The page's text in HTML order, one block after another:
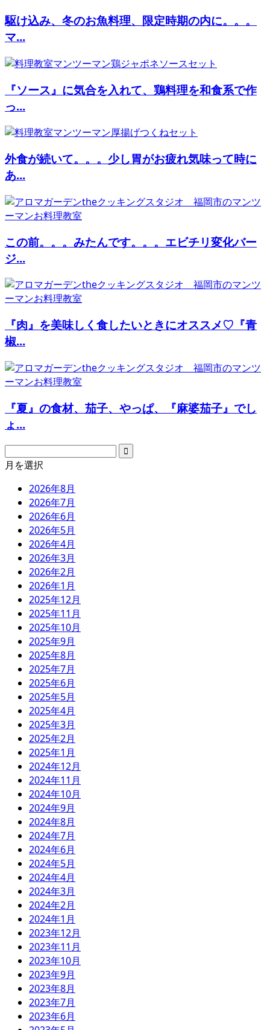
駆け込み、冬のお魚料理、限定時期の内に。。。
マ...
『ソース』に気合を入れて、鶏料理を和食系で作
っ...
外食が続いて。。。少し胃がお疲れ気味って時に
あ...
この前。。。みたんです。。。エビチリ変化バー
ジ...
『肉』を美味しく食したいときにオススメ♡『青
椒...
『夏』の食材、茄子、やっぱ、『麻婆茄子』でし
ょ...
月を選択
2026年8月
2026年7月
2026年6月
2026年5月
2026年4月
2026年3月
2026年2月
2026年1月
2025年12月
2025年11月
2025年10月
2025年9月
2025年8月
2025年7月
2025年6月
2025年5月
2025年4月
2025年3月
2025年2月
2025年1月
2024年12月
2024年11月
2024年10月
2024年9月
2024年8月
2024年7月
2024年6月
2024年5月
2024年4月
2024年3月
2024年2月
2024年1月
2023年12月
2023年11月
2023年10月
2023年9月
2023年8月
2023年7月
2023年6月